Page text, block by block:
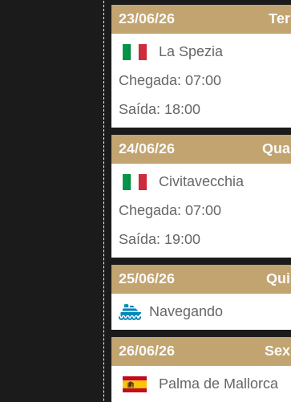
23/06/26 Ter
La Spezia
Chegada: 07:00
Saída: 18:00
24/06/26 Qua
Civitavecchia
Chegada: 07:00
Saída: 19:00
25/06/26 Qui
Navegando
26/06/26 Sex
Palma de Mallorca